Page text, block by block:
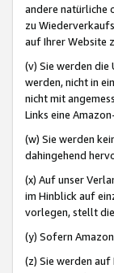
andere natürliche
zu
auf Ihrer Website
(v) Sie werden
werden, nicht in
nicht mit
Links eine
(w) Sie werden
dahingehend
(x) Auf unser
im Hinblick auf
vorlegen, stellt
(y) Sofern
(z) Sie werden